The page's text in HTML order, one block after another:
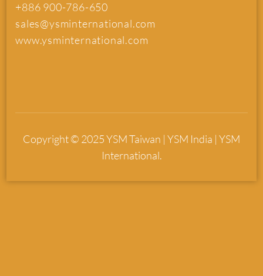
+886 900-786-650
sales@ysminternational.com
www.ysminternational.com
Copyright © 2025 YSM Taiwan | YSM India | YSM
International.